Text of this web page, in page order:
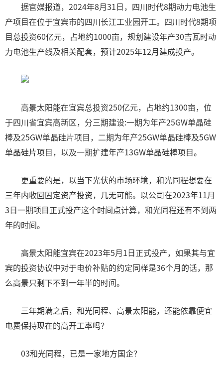
据官媒报道，2024年8月31日，四川时代8期动力电池生
产项目在位于宜宾市的四川长江工业园开工。四川时代8期项
目总投资60亿元，占地约1000亩，规划建设年产30吉瓦时动
力电池生产线及相关配套，预计2025年12月建成投产。
高景太阳能在宜宾总投资250亿元，占地约1300亩，位
于四川省宜宾高新区，分三期建设:一期为年产25GW单晶硅
棒及25GW单晶硅片项目，二期为年产25GW单晶硅棒及5GW
单晶硅片项目，以及一期扩建年产13GW单晶硅棒项目。
更重要的是，以当下光伏的市场环境，和光同程想要在
三年内收回固定资产投资，几无可能。以公司在2023年11月
3日一期项目正式投产这个时间点计算，和光同程还有不到两
年的时间。
高景太阳能宜宾在2023年5月1日正式投产，如果其与宜
宾的投资协议中对于电价补贴的约定同样是36个月的话，那
么高景只剩下不到一年半的时间。
三年期满之后，和光同程、高景太阳能，还能依靠便宜
电费保持现在的高开工率吗？
03和光同程，已是一家地方国企？